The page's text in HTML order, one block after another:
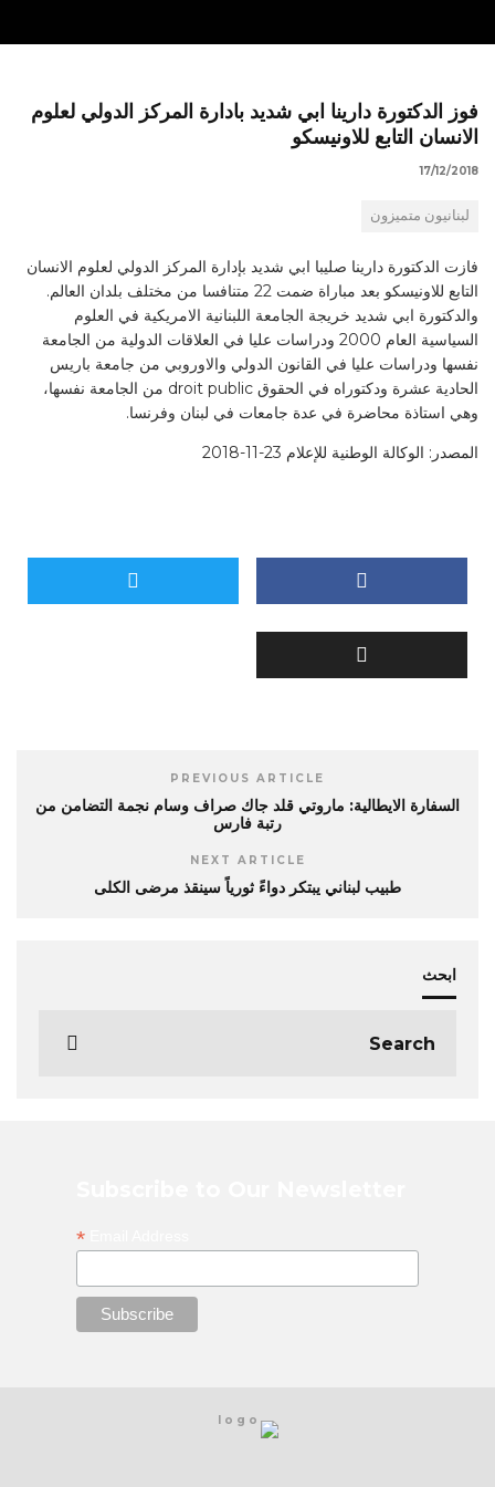
فوز الدكتورة دارينا ابي شديد بادارة المركز الدولي لعلوم
الانسان التابع للاونيسكو
17/12/2018
لبنانيون متميزون
فازت الدكتورة دارينا صليبا ابي شديد بإدارة المركز الدولي لعلوم الانسان
التابع للاونيسكو بعد مباراة ضمت 22 متنافسا من مختلف بلدان العالم.
والدكتورة ابي شديد خريجة الجامعة اللبنانية الامريكية في العلوم
السياسية العام 2000 ودراسات عليا في العلاقات الدولية من الجامعة
نفسها ودراسات عليا في القانون الدولي والاوروبي من جامعة باريس
الحادية عشرة ودكتوراه في الحقوق droit public من الجامعة نفسها،
وهي استاذة محاضرة في عدة جامعات في لبنان وفرنسا.
المصدر: الوكالة الوطنية للإعلام 23-11-2018
PREVIOUS ARTICLE
السفارة الايطالية: ماروتي قلد جاك صراف وسام نجمة التضامن من
رتبة فارس
NEXT ARTICLE
طبيب لبناني يبتكر دواءً ثورياً سينقذ مرضى الكلى
ابحث
*